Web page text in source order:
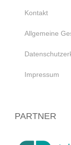
Kontakt
Allgemeine
Impressum
PARTNER